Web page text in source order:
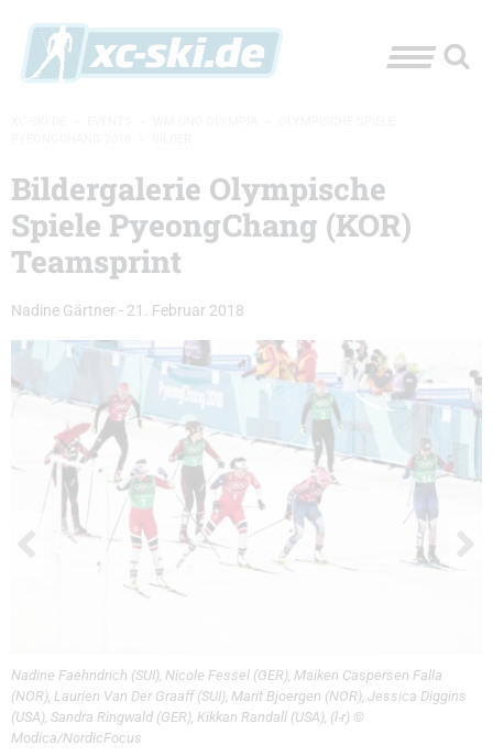
Bildergalerie Olympische
Spiele PyeongChang (KOR)
Teamsprint
Nadine Gärtner - 21. Februar 2018
Nadine Faehndrich (SUI), Nicole Fessel (GER), Maiken Caspersen Falla
(NOR), Laurien Van Der Graaff (SUI), Marit Bjoergen (NOR), Jessica Diggins
(USA), Sandra Ringwald (GER), Kikkan Randall (USA), (l-r) ©
Modica/NordicFocus